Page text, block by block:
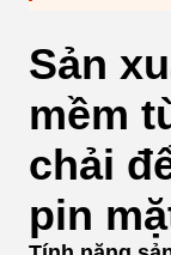
Sản
mềm
chải
pin